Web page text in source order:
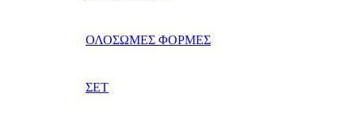
ΟΛΟΣΩΜΕΣ ΦΟΡΜΕΣ
ΣΕΤ